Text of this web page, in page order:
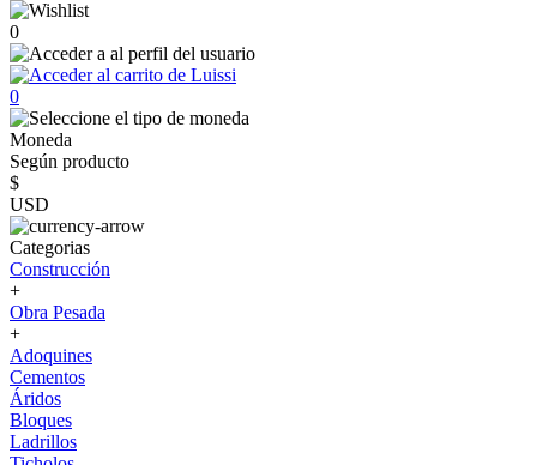
0
0
Moneda
Según producto
$
USD
Categorias
Construcción
+
Obra Pesada
+
Adoquines
Cementos
Áridos
Bloques
Ladrillos